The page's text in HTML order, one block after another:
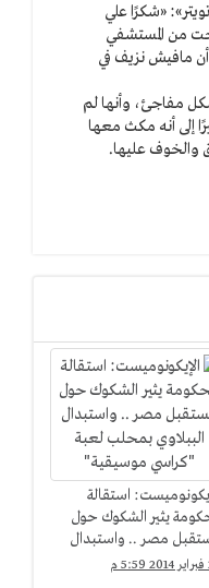
«شكرًا علي
من المستشفي
مافيش نزيف في
مفاجئ، وأنها لم
إلى أنه مكث معها
والخوف عليها.
استقالة
يثير الشكوك حول
مصر .. واستبدال
بمحلب لعبة
م